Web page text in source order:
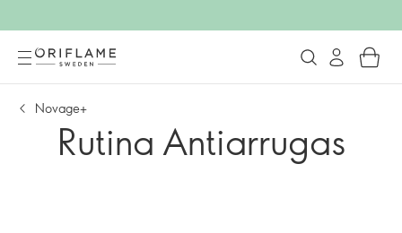
Novage+
Rutina Antiarrugas